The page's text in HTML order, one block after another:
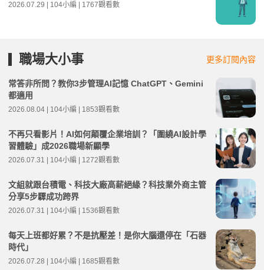
2026.07.29 | 104小編 | 1767觀看數
職場大小事 更多訂閱內容
常答非所問？教你3步管理AI記憶 ChatGPT、Gemini
都適用
2026.08.04 | 104小編 | 1853觀看數
不再只看影片！AI如何顛覆企業培訓？「圍繞AI設計學
習體驗」成2026職場新顯學
2026.07.31 | 104小編 | 1272觀看數
文組就跟台積電、科技大廠高薪絕緣？科技業外商主管
分享5步驟成功跨界
2026.07.31 | 104小編 | 1536觀看數
每天上班都好累？不是抗壓差！是你大腦還停在「石器
時代」
2026.07.28 | 104小編 | 1685觀看數